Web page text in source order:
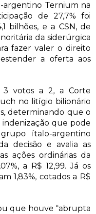
Ternium na
de 27,7% foi
bilhões, e a CSN, de
da siderúrgica
fazer valer o direito
a oferta aos
3 votos a 2, a Corte
no litígio bilionário
determinando que o
que pode
ítalo-argentino
decisão e avalia as
ações ordinárias da
a R$ 12,99. Já os
1,83%, cotados a R$
que houve “abrupta